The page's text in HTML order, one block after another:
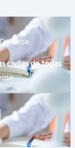
civiles de todas